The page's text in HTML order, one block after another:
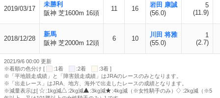
2019/03/17
未勝利
阪神 芝1600m 16頭
11 16
岩田 康誠
(56.0)
5
(11.9)
2018/12/28
新馬
阪神 芝2000m 12頭
6 10
川田 将雅
(55.0)
1
(2.7)
2021/9/6 00:00 更新
※着順の色分け [
:1着 :2着
:3着 ]
※「平地競走成績」と「障害競走成績」はJRAのレースのみとなります。
※「出走レース」はJRA、地方、海外で出走したレースの成績となります。
※減量表示は[
:1kg減 :2kg減 :3kg減 :4kg減（※女性騎手のみ）
:2kg減（※5